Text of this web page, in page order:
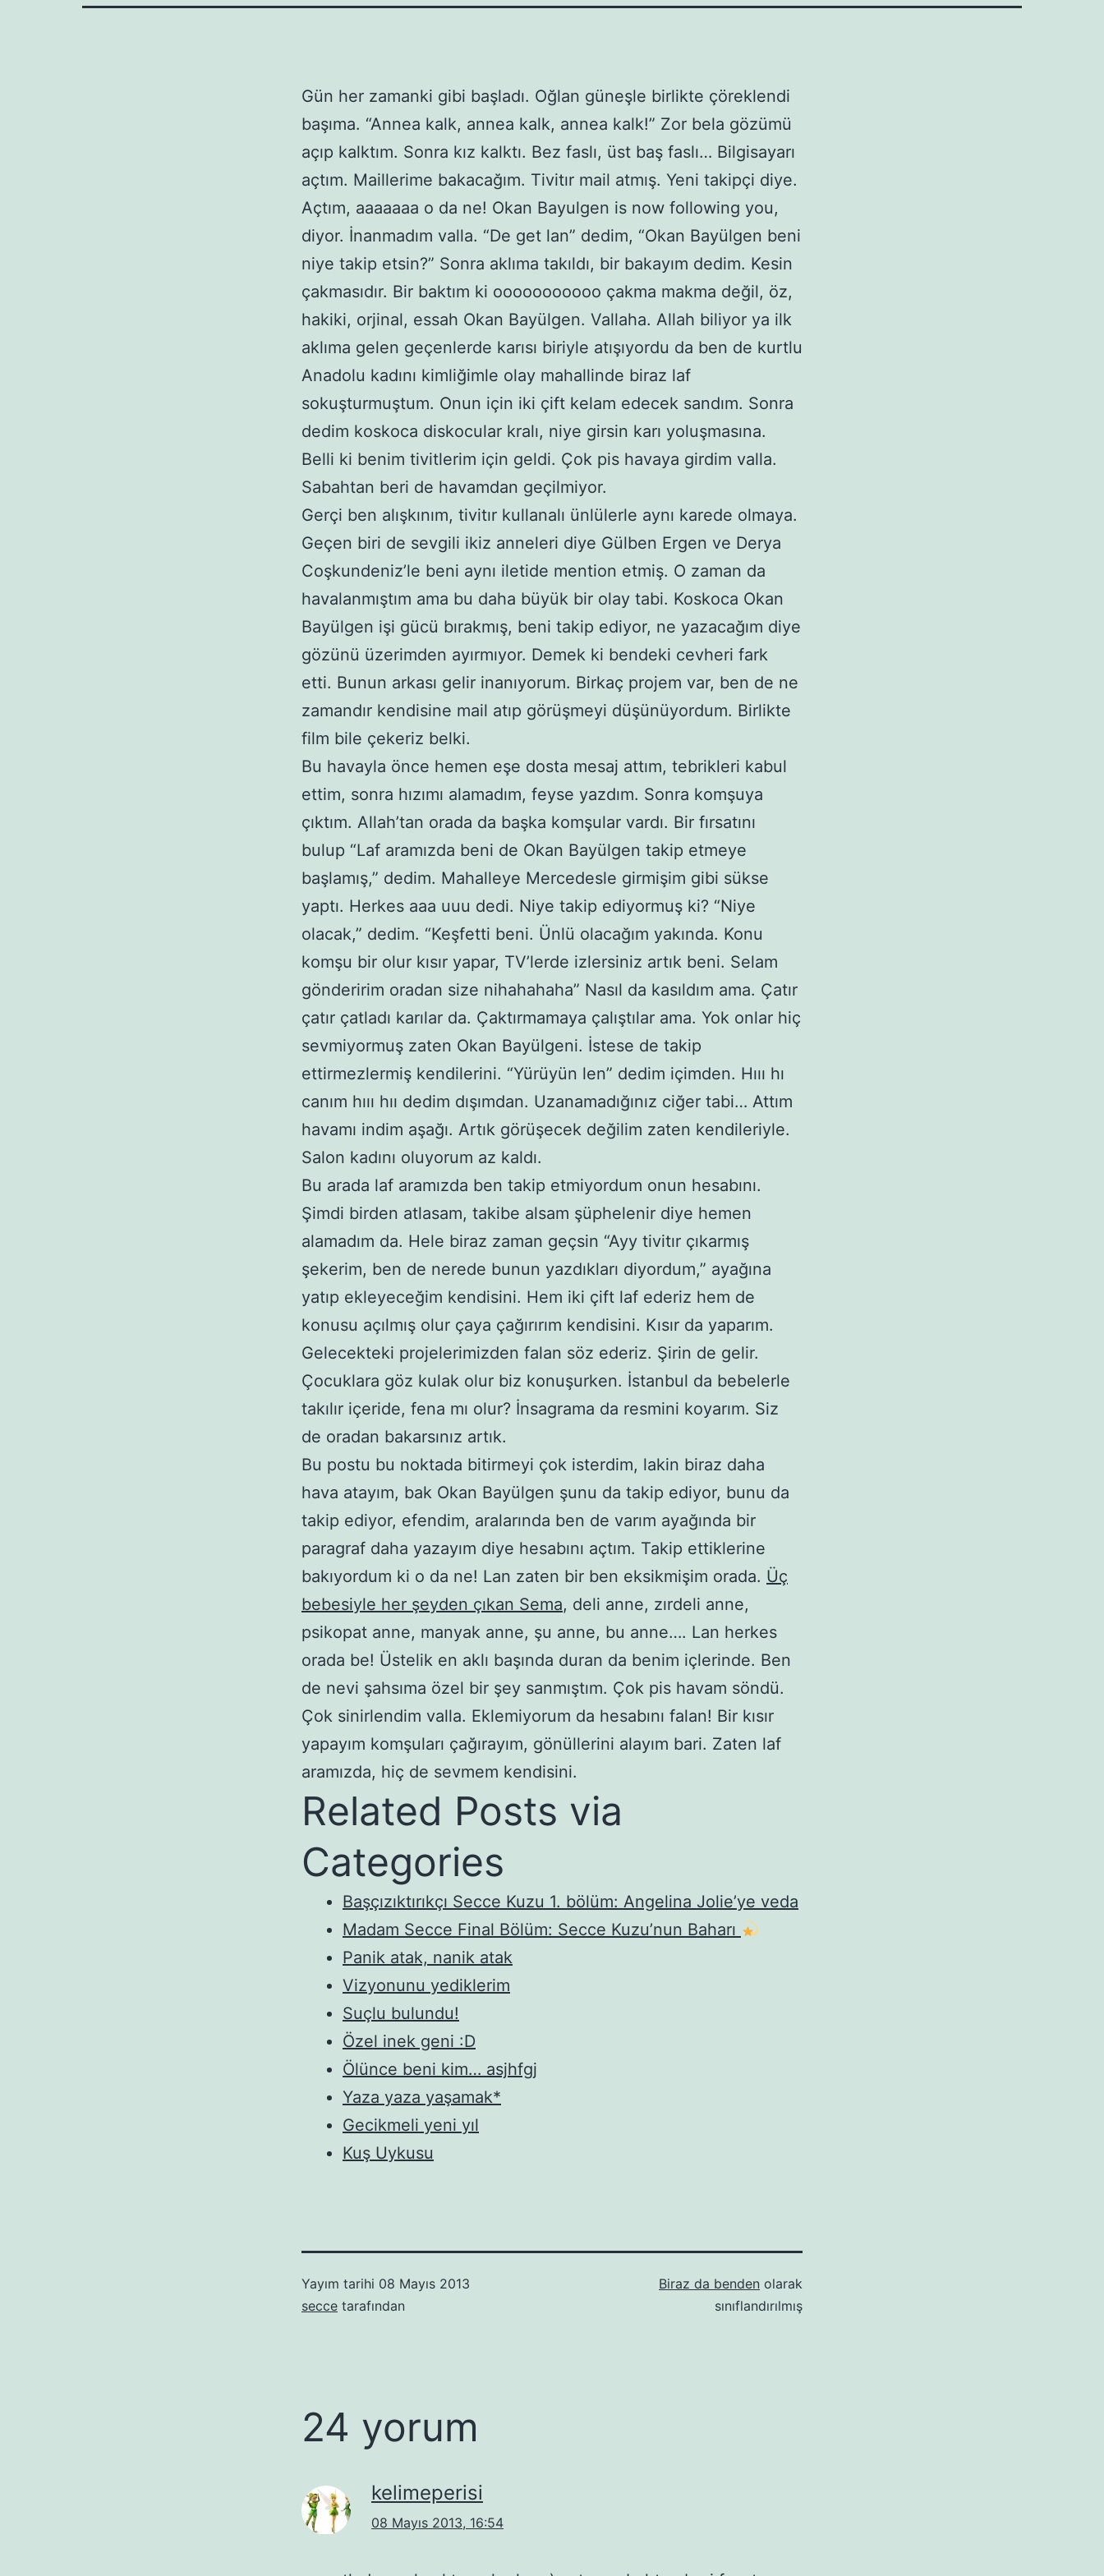
Gün her zamanki gibi başladı. Oğlan güneşle birlikte çöreklendi
başıma. “Annea kalk, annea kalk, annea kalk!” Zor bela gözümü
açıp kalktım. Sonra kız kalktı. Bez faslı, üst baş faslı… Bilgisayarı
açtım. Maillerime bakacağım. Tivitır mail atmış. Yeni takipçi diye.
Açtım, aaaaaaa o da ne! Okan Bayulgen is now following you,
diyor. İnanmadım valla. “De get lan” dedim, “Okan Bayülgen beni
niye takip etsin?” Sonra aklıma takıldı, bir bakayım dedim. Kesin
çakmasıdır. Bir baktım ki ooooooooooo çakma makma değil, öz,
hakiki, orjinal, essah Okan Bayülgen. Vallaha. Allah biliyor ya ilk
aklıma gelen geçenlerde karısı biriyle atışıyordu da ben de kurtlu
Anadolu kadını kimliğimle olay mahallinde biraz laf
sokuşturmuştum. Onun için iki çift kelam edecek sandım. Sonra
dedim koskoca diskocular kralı, niye girsin karı yoluşmasına.
Belli ki benim tivitlerim için geldi. Çok pis havaya girdim valla.
Sabahtan beri de havamdan geçilmiyor.
Gerçi ben alışkınım, tivitır kullanalı ünlülerle aynı karede olmaya.
Geçen biri de sevgili ikiz anneleri diye Gülben Ergen ve Derya
Coşkundeniz’le beni aynı iletide mention etmiş. O zaman da
havalanmıştım ama bu daha büyük bir olay tabi. Koskoca Okan
Bayülgen işi gücü bırakmış, beni takip ediyor, ne yazacağım diye
gözünü üzerimden ayırmıyor. Demek ki bendeki cevheri fark
etti. Bunun arkası gelir inanıyorum. Birkaç projem var, ben de ne
zamandır kendisine mail atıp görüşmeyi düşünüyordum. Birlikte
film bile çekeriz belki.
Bu havayla önce hemen eşe dosta mesaj attım, tebrikleri kabul
ettim, sonra hızımı alamadım, feyse yazdım. Sonra komşuya
çıktım. Allah’tan orada da başka komşular vardı. Bir fırsatını
bulup “Laf aramızda beni de Okan Bayülgen takip etmeye
başlamış,” dedim. Mahalleye Mercedesle girmişim gibi sükse
yaptı. Herkes aaa uuu dedi. Niye takip ediyormuş ki? “Niye
olacak,” dedim. “Keşfetti beni. Ünlü olacağım yakında. Konu
komşu bir olur kısır yapar, TV’lerde izlersiniz artık beni. Selam
gönderirim oradan size nihahahaha” Nasıl da kasıldım ama. Çatır
çatır çatladı karılar da. Çaktırmamaya çalıştılar ama. Yok onlar hiç
sevmiyormuş zaten Okan Bayülgeni. İstese de takip
ettirmezlermiş kendilerini. “Yürüyün len” dedim içimden. Hııı hı
canım hııı hıı dedim dışımdan. Uzanamadığınız ciğer tabi… Attım
havamı indim aşağı. Artık görüşecek değilim zaten kendileriyle.
Salon kadını oluyorum az kaldı.
Bu arada laf aramızda ben takip etmiyordum onun hesabını.
Şimdi birden atlasam, takibe alsam şüphelenir diye hemen
alamadım da. Hele biraz zaman geçsin “Ayy tivitır çıkarmış
şekerim, ben de nerede bunun yazdıkları diyordum,” ayağına
yatıp ekleyeceğim kendisini. Hem iki çift laf ederiz hem de
konusu açılmış olur çaya çağırırım kendisini. Kısır da yaparım.
Gelecekteki projelerimizden falan söz ederiz. Şirin de gelir.
Çocuklara göz kulak olur biz konuşurken. İstanbul da bebelerle
takılır içeride, fena mı olur? İnsagrama da resmini koyarım. Siz
de oradan bakarsınız artık.
Bu postu bu noktada bitirmeyi çok isterdim, lakin biraz daha
hava atayım, bak Okan Bayülgen şunu da takip ediyor, bunu da
takip ediyor, efendim, aralarında ben de varım ayağında bir
paragraf daha yazayım diye hesabını açtım. Takip ettiklerine
bakıyordum ki o da ne! Lan zaten bir ben eksikmişim orada. Üç
bebesiyle her şeyden çıkan Sema, deli anne, zırdeli anne,
psikopat anne, manyak anne, şu anne, bu anne…. Lan herkes
orada be! Üstelik en aklı başında duran da benim içlerinde. Ben
de nevi şahsıma özel bir şey sanmıştım. Çok pis havam söndü.
Çok sinirlendim valla. Eklemiyorum da hesabını falan! Bir kısır
yapayım komşuları çağırayım, gönüllerini alayım bari. Zaten laf
aramızda, hiç de sevmem kendisini.
Related Posts via
Categories
Başçızıktırıkçı Secce Kuzu 1. bölüm: Angelina Jolie’ye veda
Madam Secce Final Bölüm: Secce Kuzu’nun Baharı
Panik atak, nanik atak
Vizyonunu yediklerim
Suçlu bulundu!
Özel inek geni :D
Ölünce beni kim… asjhfgj
Yaza yaza yaşamak*
Gecikmeli yeni yıl
Kuş Uykusu
Yayım tarihi 08 Mayıs 2013
secce tarafından
Biraz da benden olarak
sınıflandırılmış
24 yorum
kelimeperisi
08 Mayıs 2013, 16:54